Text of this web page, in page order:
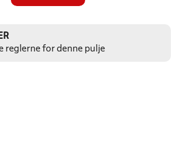
reglerne for denne pulje